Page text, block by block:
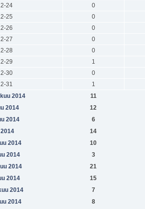
24
0
25
0
26
0
27
0
28
0
29
1
30
0
31
1
2014
11
2014
12
2014
6
14
2014
10
2014
3
2014
21
2014
15
2014
7
2014
8